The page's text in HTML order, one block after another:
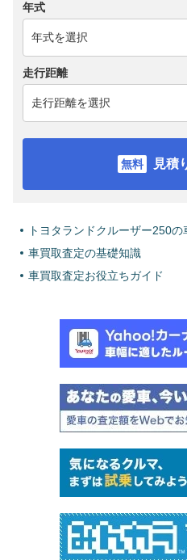
年式
走行距離
見積
トヨタランドクルーザー250
車買取査定の基礎知識
車買取査定お役立ちガイド